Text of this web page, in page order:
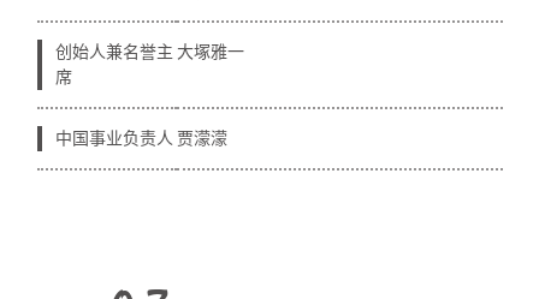
创始人兼名誉主
席
大塚雅一
中国事业负责人 贾濛濛